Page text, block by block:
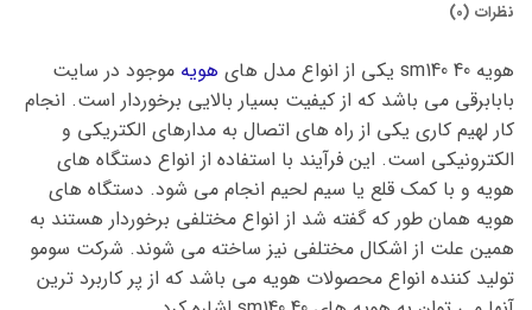
نظرات (0)
هویه 40 sm140 یکی از انواع مدل های هویه موجود در سایت
بابابرقی می باشد که از کیفیت بسیار بالایی برخوردار است. انجام
کار لهیم کاری یکی از راه های اتصال به مدارهای الکتریکی و
الکترونیکی است. این فرآیند با استفاده از انواع دستگاه های
هویه و با کمک قلع یا سیم لحیم انجام می شود. دستگاه های
هویه همان طور که گفته شد از انواع مختلفی برخوردار هستند به
همین علت از اشکال مختلفی نیز ساخته می شوند. شرکت سومو
تولید کننده انواع محصولات هویه می باشد که از پر کاربرد ترین